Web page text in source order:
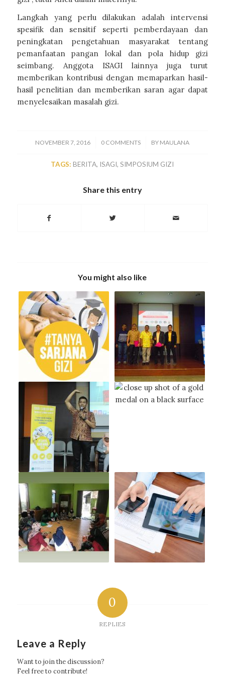
Langkah yang perlu dilakukan adalah intervensi
spesifik dan sensitif seperti pemberdayaan dan
peningkatan pengetahuan masyarakat tentang
pemanfaatan pangan lokal dan pola hidup gizi
seimbang. Anggota ISAGI lainnya juga turut
memberikan kontribusi dengan memaparkan hasil-
hasil penelitian dan memberikan saran agar dapat
menyelesaikan masalah gizi.
NOVEMBER 7, 2016
/ 0 COMMENTS
/ BY MAULANA
TAGS: BERITA, ISAGI,SIMPOSIUM GIZI
Share this entry
You might also like
0
REPLIES
Leave a Reply
Want to join the discussion?
Feel free to contribute!